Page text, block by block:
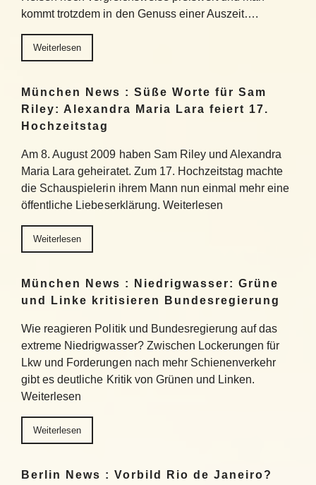
kommt trotzdem in den Genuss einer Auszeit….
Weiterlesen
München News : Süße Worte für Sam
Riley: Alexandra Maria Lara feiert 17.
Hochzeitstag
Am 8. August 2009 haben Sam Riley und Alexandra
Maria Lara geheiratet. Zum 17. Hochzeitstag machte
die Schauspielerin ihrem Mann nun einmal mehr eine
öffentliche Liebeserklärung. Weiterlesen
Weiterlesen
München News : Niedrigwasser: Grüne
und Linke kritisieren Bundesregierung
Wie reagieren Politik und Bundesregierung auf das
extreme Niedrigwasser? Zwischen Lockerungen für
Lkw und Forderungen nach mehr Schienenverkehr
gibt es deutliche Kritik von Grünen und Linken.
Weiterlesen
Weiterlesen
Berlin News : Vorbild Rio de Janeiro?